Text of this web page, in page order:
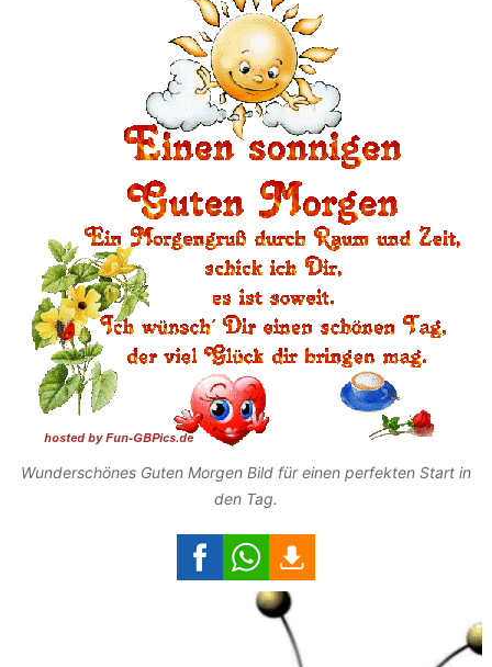
Wunderschönes Guten Morgen Bild für einen perfekten Start in
den Tag.